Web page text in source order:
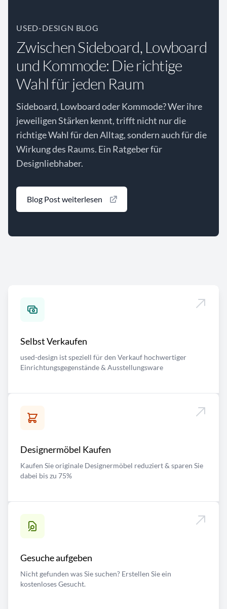
USED-DESIGN BLOG
Zwischen Sideboard, Lowboard
und Kommode: Die richtige
Wahl für jeden Raum
Sideboard, Lowboard oder Kommode? Wer ihre
jeweiligen Stärken kennt, trifft nicht nur die
richtige Wahl für den Alltag, sondern auch für die
Wirkung des Raums. Ein Ratgeber für
Designliebhaber.
Blog Post weiterlesen
Selbst Verkaufen
used-design ist speziell für den Verkauf hochwertiger
Einrichtungsgegenstände & Ausstellungsware
Designermöbel Kaufen
Kaufen Sie originale Designermöbel reduziert & sparen Sie
dabei bis zu 75%
Gesuche aufgeben
Nicht gefunden was Sie suchen? Erstellen Sie ein
kostenloses Gesucht.